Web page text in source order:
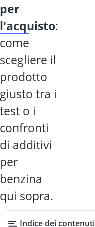
per
l'acquisto:
come
scegliere il
prodotto
giusto tra i
test o i
confronti
di additivi
per
benzina
qui sopra.
Indice dei contenuti